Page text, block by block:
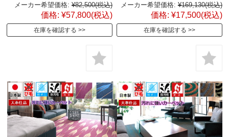
メーカー希望価格: ¥82,500(税込)
価格: ¥57,800(税込)
在庫を確認する
メーカー希望価格: ¥169,130(税込)
価格: ¥17,500(税込)
在庫を確認する